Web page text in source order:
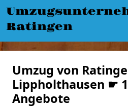
Ratingen
Umzug von
Lippholthausen ☛
Angebote